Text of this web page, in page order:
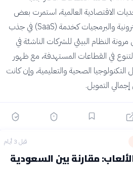
الاقتصادية العالمية، استمرت بعض
القطاعات مثل التجارة الإلكترونية والبرمجيات كخدمة (SaaS) في جذب
النظام البيئي للشركات الناشئة في
في القطاعات المستهدفة، مع ظهور
الصحية والتعليمية، وإن كانت
التمويل.
قبل 3 أيام
مقارنة بين السعودية